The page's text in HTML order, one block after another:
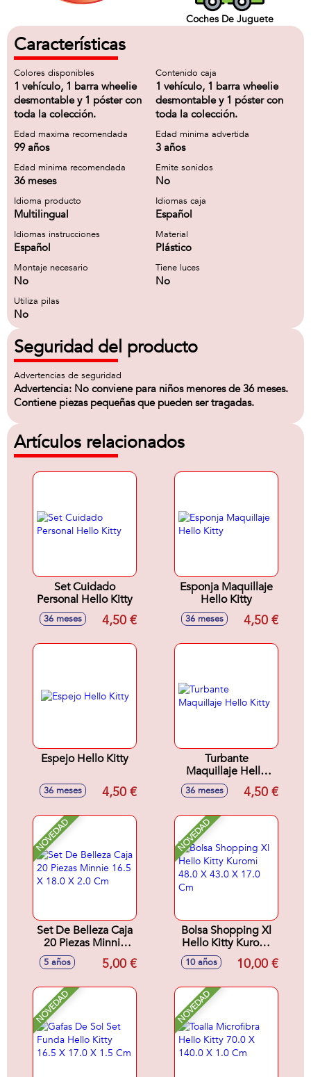
Coches De Juguete
Características
Colores disponibles
1 vehículo, 1 barra wheelie
desmontable y 1 póster con
toda la colección.
Contenido caja
1 vehículo, 1 barra wheelie
desmontable y 1 póster con
toda la colección.
Edad maxima recomendada
99 años
Edad minima advertida
3 años
Edad minima recomendada
36 meses
Emite sonidos
No
Idioma producto
Multilingual
Idiomas caja
Español
Idiomas instrucciones
Español
Material
Plástico
Montaje necesario
No
Tiene luces
No
Utiliza pilas
No
Seguridad del producto
Advertencias de seguridad
Advertencia: No conviene para niños menores de 36 meses.
Contiene piezas pequeñas que pueden ser tragadas.
Artículos relacionados
Set Cuidado
Personal Hello Kitty
36 meses 4,50 €
Esponja Maquillaje
Hello Kitty
36 meses 4,50 €
Espejo Hello Kitty
36 meses 4,50 €
Turbante
Maquillaje Hello
Kitty
36 meses 4,50 €
NOVEDAD
Set De Belleza Caja
20 Piezas Minnie
16.5 X 18.0 X 2.0
5 años 5,00 €
NOVEDAD
Bolsa Shopping Xl
Hello Kitty Kuromi
48.0 X 43.0 X 17.0
Cm
10 años 10,00 €
NOVEDAD NOVEDAD